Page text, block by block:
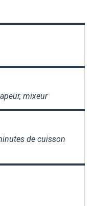
mixeur
de cuisson